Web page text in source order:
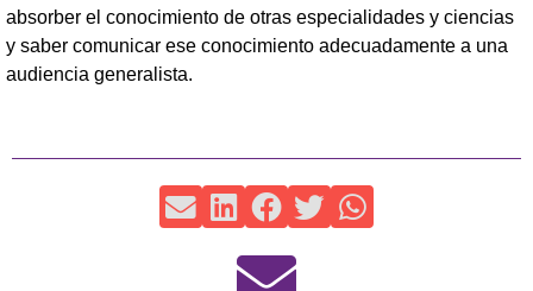
absorber el conocimiento de otras especialidades y ciencias
y saber comunicar ese conocimiento adecuadamente a una
audiencia generalista.